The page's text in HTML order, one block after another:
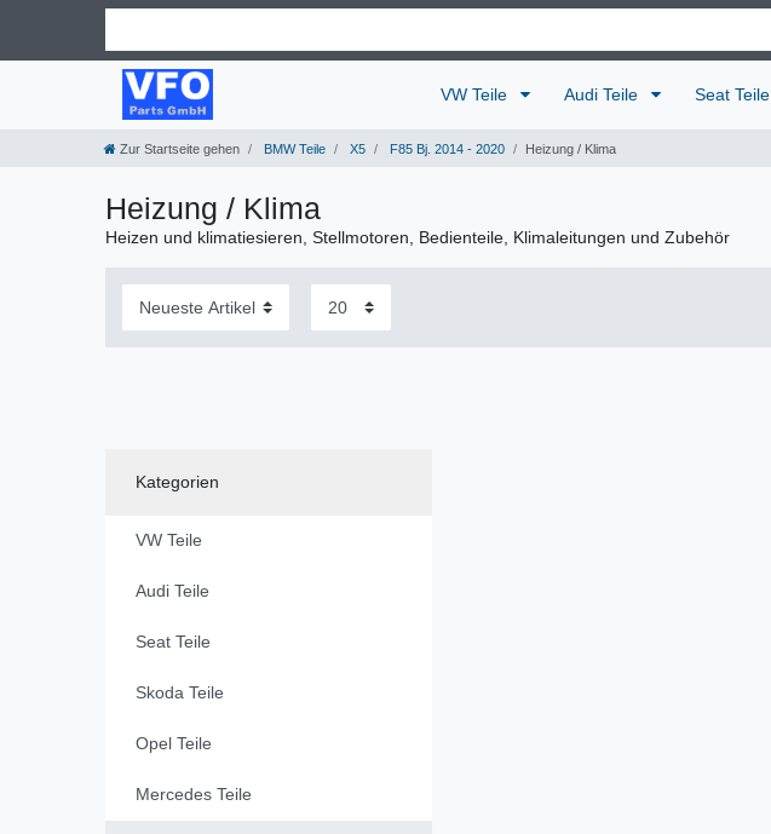
VW Teile Audi Teile Seat Teile
Zur Startseite gehen BMW Teile X5 F85 Bj. 2014 - 2020 Heizung / Klima
Heizung / Klima
Heizen und klimatiesieren, Stellmotoren, Bedienteile, Klimaleitungen und Zubehör
Kategorien
VW Teile
Audi Teile
Seat Teile
Skoda Teile
Opel Teile
Mercedes Teile